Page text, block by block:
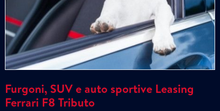
Furgoni, SUV e auto sportive Leasing
Ferrari F8 Tributo